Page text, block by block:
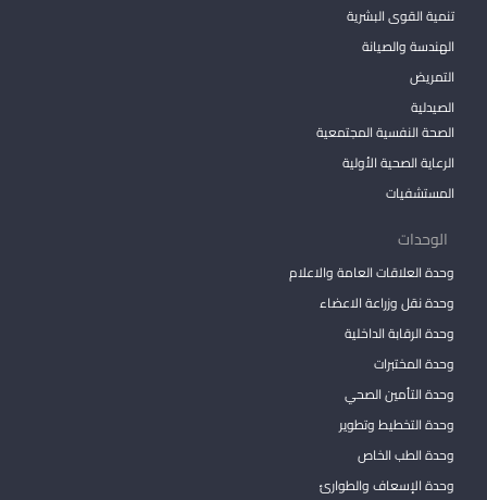
تنمية القوى البشرية
الهندسة والصيانة
التمريض
الصيدلية
الصحة النفسية المجتمعية
الرعاية الصحية الأولية
المستشفيات
الوحدات
وحدة العلاقات العامة والاعلام
وحدة نقل وزراعة الاعضاء
وحدة الرقابة الداخلية
وحدة المختبرات
وحدة التأمين الصحي
وحدة التخطيط وتطوير
وحدة الطب الخاص
وحدة الإسعاف والطوارئ